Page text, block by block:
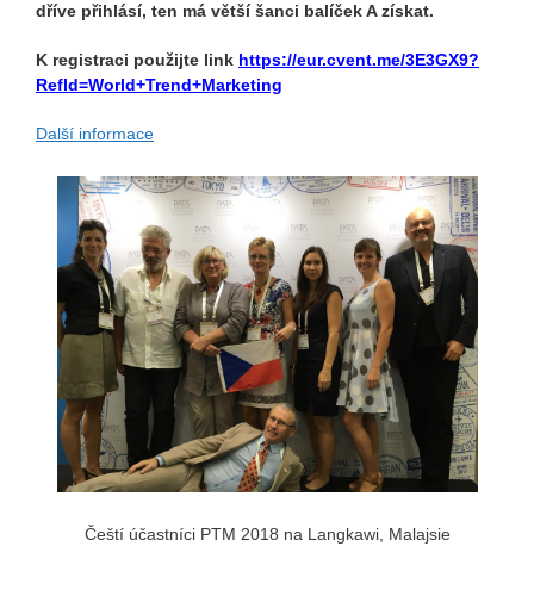
dříve přihlásí, ten má větší šanci balíček A získat.
K registraci použijte link https://eur.cvent.me/3E3GX9?
RefId=World+Trend+Marketing
Další informace
Čeští účastníci PTM 2018 na Langkawi, Malajsie